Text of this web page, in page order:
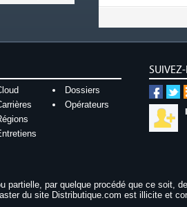
Dossiers
Opérateurs
partielle, par quelque procédé que ce soit,
du site Distributique.com est illicite et